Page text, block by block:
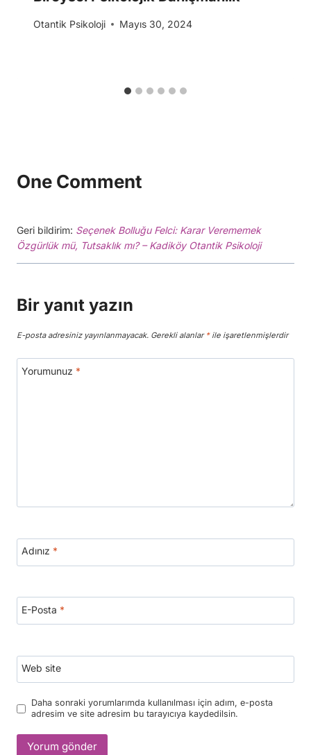
Otantik Psikoloji Mayıs 30, 2024
One Comment
Geri bildirim: Seçenek Bolluğu Felci: Karar Verememek
Özgürlük mü, Tutsaklık mı? – Kadiköy Otantik Psikoloji
Bir yanıt yazın
E-posta adresiniz yayınlanmayacak. Gerekli alanlar *ile işaretlenmişlerdir
Yorumunuz *
Adınız *
E-Posta *
Web site
Daha sonraki yorumlarımda kullanılması için adım, e-posta
adresim ve site adresim bu tarayıcıya kaydedilsin.